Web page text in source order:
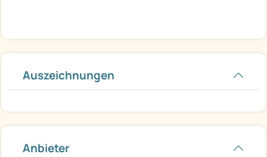
Auszeichnungen
Anbieter